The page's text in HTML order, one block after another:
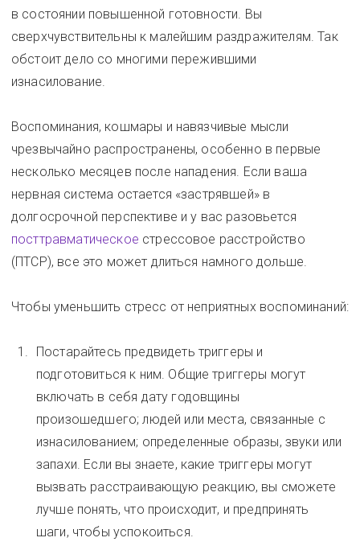
в состоянии повышенной готовности. Вы
сверхчувствительны к малейшим раздражителям. Так
обстоит дело со многими пережившими
изнасилование.
Воспоминания, кошмары и навязчивые мысли
чрезвычайно распространены, особенно в первые
несколько месяцев после нападения. Если ваша
нервная система остается «застрявшей» в
долгосрочной перспективе и у вас разовьется
посттравматическое стрессовое расстройство
(ПТСР), все это может длиться намного дольше.
Чтобы уменьшить стресс от неприятных воспоминаний:
Постарайтесь предвидеть триггеры и
подготовиться к ним. Общие триггеры могут
включать в себя дату годовщины
произошедшего; людей или места, связанные с
изнасилованием; определенные образы, звуки или
запахи. Если вы знаете, какие триггеры могут
вызвать расстраивающую реакцию, вы сможете
лучше понять, что происходит, и предпринять
шаги, чтобы успокоиться.